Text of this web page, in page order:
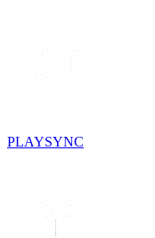
PLAYSYNC